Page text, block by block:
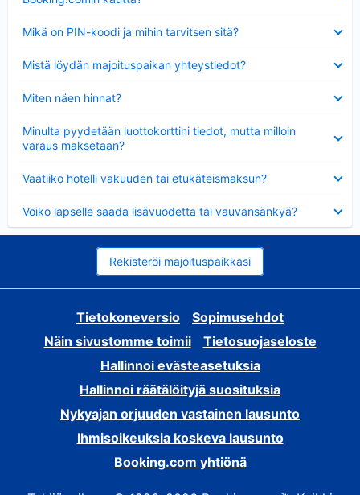
Mikä on PIN-koodi ja mihin tarvitsen sitä?
Mistä löydän majoituspaikan yhteystiedot?
Miten näen hinnat?
Minulta pyydetään luottokorttini tiedot, mutta milloin
varaus maksetaan?
Vaatiiko hotelli vakuuden tai etukäteismaksun?
Voiko lapselle saada lisävuodetta tai vauvansänkyä?
Rekisteröi majoituspaikkasi
Tietokoneversio
Sopimusehdot
Näin sivustomme toimii
Tietosuojaseloste
Hallinnoi evästeasetuksia
Hallinnoi räätälöityjä suosituksia
Nykyajan orjuuden vastainen lausunto
Ihmisoikeuksia koskeva lausunto
Booking.com yhtiönä